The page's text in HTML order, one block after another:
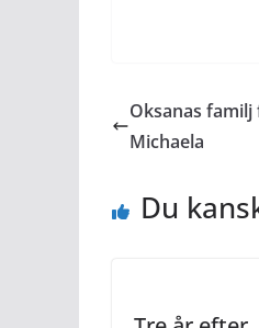
Oksanas
Michaela
Du